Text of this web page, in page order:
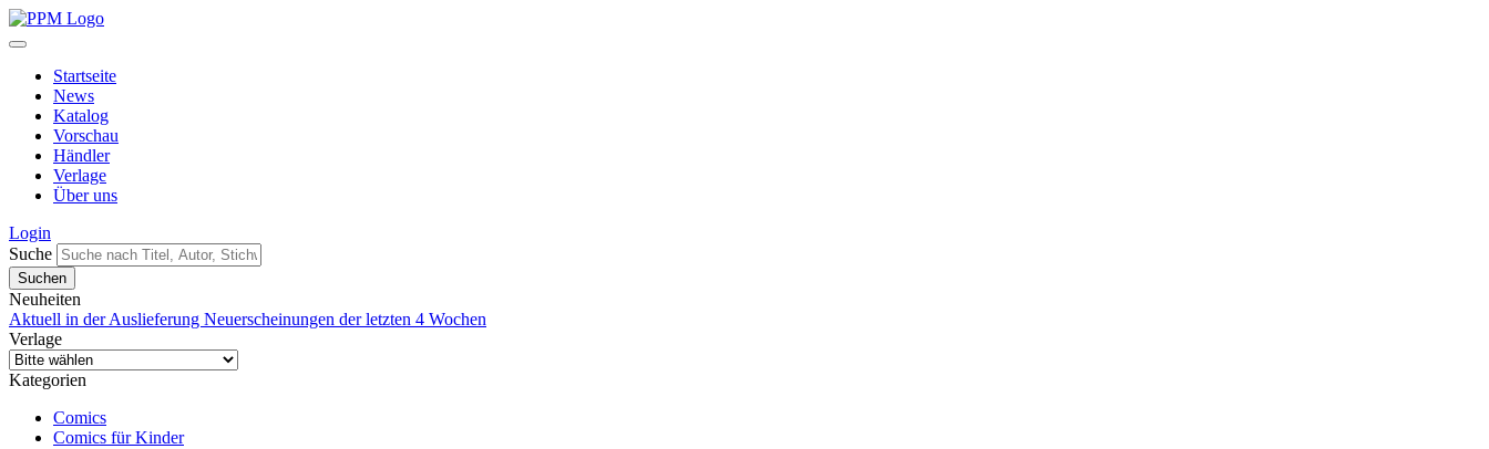
Startseite
News
Katalog
Vorschau
Händler
Verlage
Über uns
Login
Suche
Neuheiten
Aktuell in der Auslieferung Neuerscheinungen der letzten 4 Wochen
Verlage
Kategorien
Comics
Comics für Kinder